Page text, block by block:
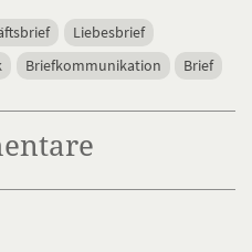
Liebesbrief
Briefkommunikation Brief